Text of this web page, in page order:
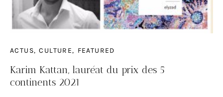
ACTUS CULTURE FEATURED
Karim Kattan, lauréat du prix des 5
continents 2021